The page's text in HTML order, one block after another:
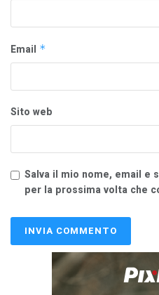
Email *
Sito web
Salva il mio nome, email e
per la prossima volta che